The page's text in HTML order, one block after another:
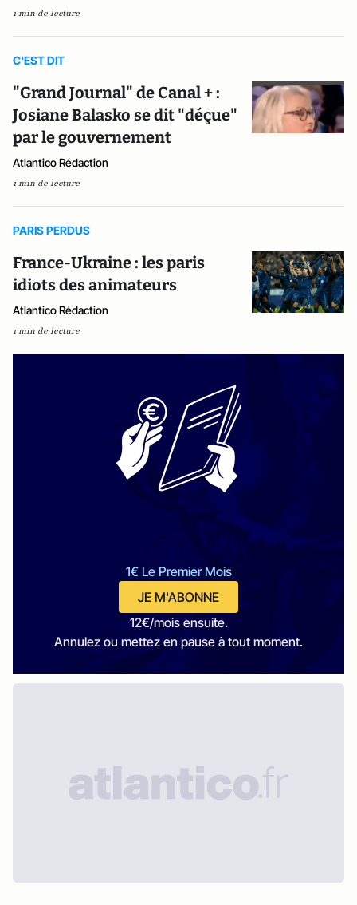
1 min de lecture
C'EST DIT
"Grand Journal" de Canal + :
Josiane Balasko se dit "déçue"
par le gouvernement
Atlantico Rédaction
1 min de lecture
PARIS PERDUS
France-Ukraine : les paris
idiots des animateurs
Atlantico Rédaction
1 min de lecture
1€ Le Premier Mois
JE M'ABONNE
12€/mois ensuite.
Annulez ou mettez en pause à tout moment.